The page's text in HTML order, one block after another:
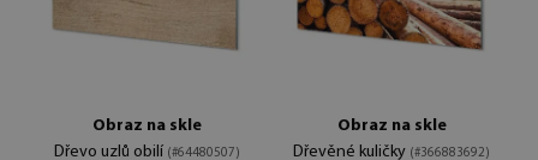
Obraz na skle
Dřevo uzlů obilí (#64480507)
Obraz na skle
Dřevěné kuličky (#366883692)